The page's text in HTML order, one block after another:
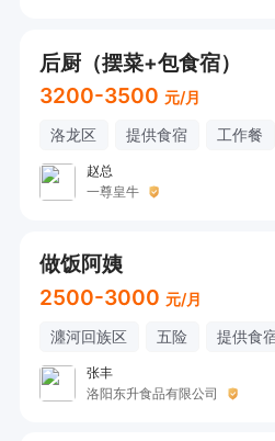
后厨（摆菜+包食宿）
3200-3500 元/月
洛龙区 提供食宿 工作餐
赵总
一尊皇牛
做饭阿姨
2500-3000 元/月
瀍河回族区 五险 提供食
张丰
洛阳东升食品有限公司